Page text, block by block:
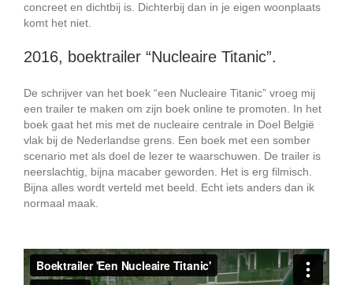
concreet en dichtbij is. Dichterbij dan in je eigen woonplaats
komt het niet.
2016, boektrailer “Nucleaire Titanic”.
De schrijver van het boek “een Nucleaire Titanic” vroeg mij
een trailer te maken om zijn boek online te promoten. In het
boek gaat het mis met de nucleaire centrale in Doel België
vlak bij de Nederlandse grens. Een boek met een somber
scenario met als doel de lezer te waarschuwen. De trailer is
neerslachtig, bijna macaber geworden. Het is erg filmisch.
Bijna alles wordt verteld met beeld. Echt iets anders dan ik
normaal maak.